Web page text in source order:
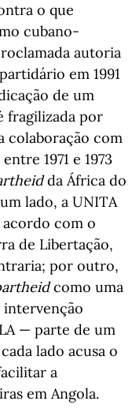
o que
cubano-
autoria
em 1991
de um
fragilizada por
colaboração com
1971 e 1973
da África do
lado, a UNITA
com o
de Libertação,
por outro,
como uma
intervenção
— parte de um
lado acusa o
a
em Angola.